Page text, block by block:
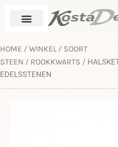
HOME / WINKEL/ SOORT
STEEN / ROOKKWARTS /
EDELSSTENEN